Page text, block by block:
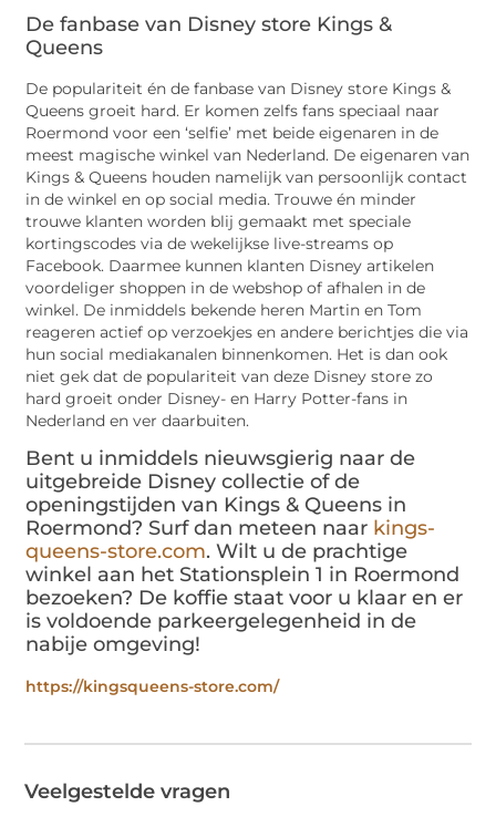
De fanbase van Disney store Kings &
Queens
De populariteit én de fanbase van Disney store Kings &
Queens groeit hard. Er komen zelfs fans speciaal naar
Roermond voor een ‘selfie’ met beide eigenaren in de
meest magische winkel van Nederland. De eigenaren van
Kings & Queens houden namelijk van persoonlijk contact
in de winkel en op social media. Trouwe én minder
trouwe klanten worden blij gemaakt met speciale
kortingscodes via de wekelijkse live-streams op
Facebook. Daarmee kunnen klanten Disney artikelen
voordeliger shoppen in de webshop of afhalen in de
winkel. De inmiddels bekende heren Martin en Tom
reageren actief op verzoekjes en andere berichtjes die via
hun social mediakanalen binnenkomen. Het is dan ook
niet gek dat de populariteit van deze Disney store zo
hard groeit onder Disney- en Harry Potter-fans in
Nederland en ver daarbuiten.
Bent u inmiddels nieuwsgierig naar de
uitgebreide Disney collectie of de
openingstijden van Kings & Queens in
Roermond? Surf dan meteen naar kings-
queens-store.com. Wilt u de prachtige
winkel aan het Stationsplein 1 in Roermond
bezoeken? De koffie staat voor u klaar en er
is voldoende parkeergelegenheid in de
nabije omgeving!
https://kingsqueens-store.com/
Veelgestelde vragen